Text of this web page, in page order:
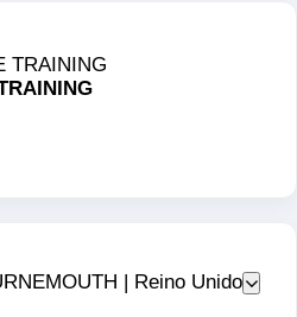
| Reino Unido